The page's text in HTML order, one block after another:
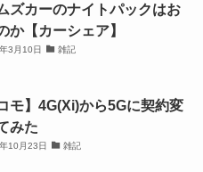
ズカーのナイトパックはお
か【カーシェア】
3月10日 雑記
モ】4G(Xi)から5Gに契約変
みた
10月23日 雑記